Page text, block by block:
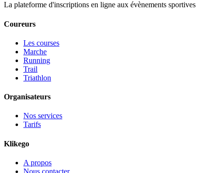
La plateforme d'inscriptions en ligne aux évènements sportives
Coureurs
Les courses
Marche
Running
Trail
Triathlon
Organisateurs
Nos services
Tarifs
Klikego
A propos
Nous contacter